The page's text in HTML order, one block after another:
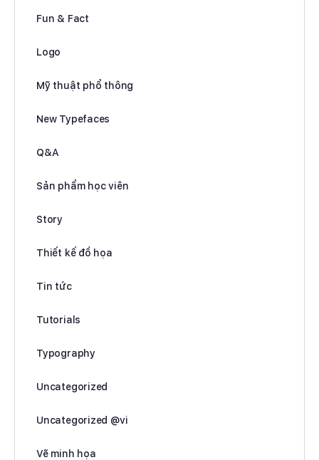
Fun & Fact
Logo
Mỹ thuật phổ thông
New Typefaces
Q&A
Sản phẩm học viên
Story
Thiết kế đồ họa
Tin tức
Tutorials
Typography
Uncategorized
Uncategorized @vi
Vẽ minh họa